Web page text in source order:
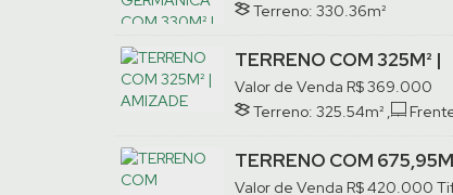
Rios do Norte, Jaraguá do Sul,
Terreno: 330.36m²
TERRENO COM 325M² |
AMIZADE
R$369.000
Valor de Venda
Amizade, Jaraguá do Sul,
Terreno: 325.54m² ,
Lado Esquerdo:24 .00m
TERRENO COM
TIFA MARTINS
R$420.000
Valor de Venda